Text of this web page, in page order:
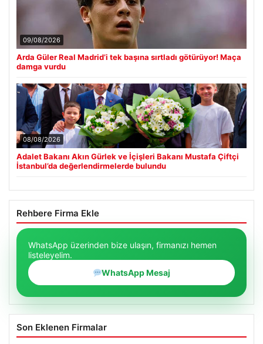
09/08/2026
Arda Güler Real Madrid’i tek başına sırtladı götürüyor! Maça
damga vurdu
08/08/2026
Adalet Bakanı Akın Gürlek ve İçişleri Bakanı Mustafa Çiftçi
İstanbul’da değerlendirmelerde bulundu
Rehbere Firma Ekle
WhatsApp üzerinden bize ulaşın, firmanızı hemen
listeleyelim.
WhatsApp Mesaj
Son Eklenen Firmalar